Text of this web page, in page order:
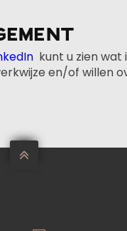
kunt u zien wat
en/of willen
